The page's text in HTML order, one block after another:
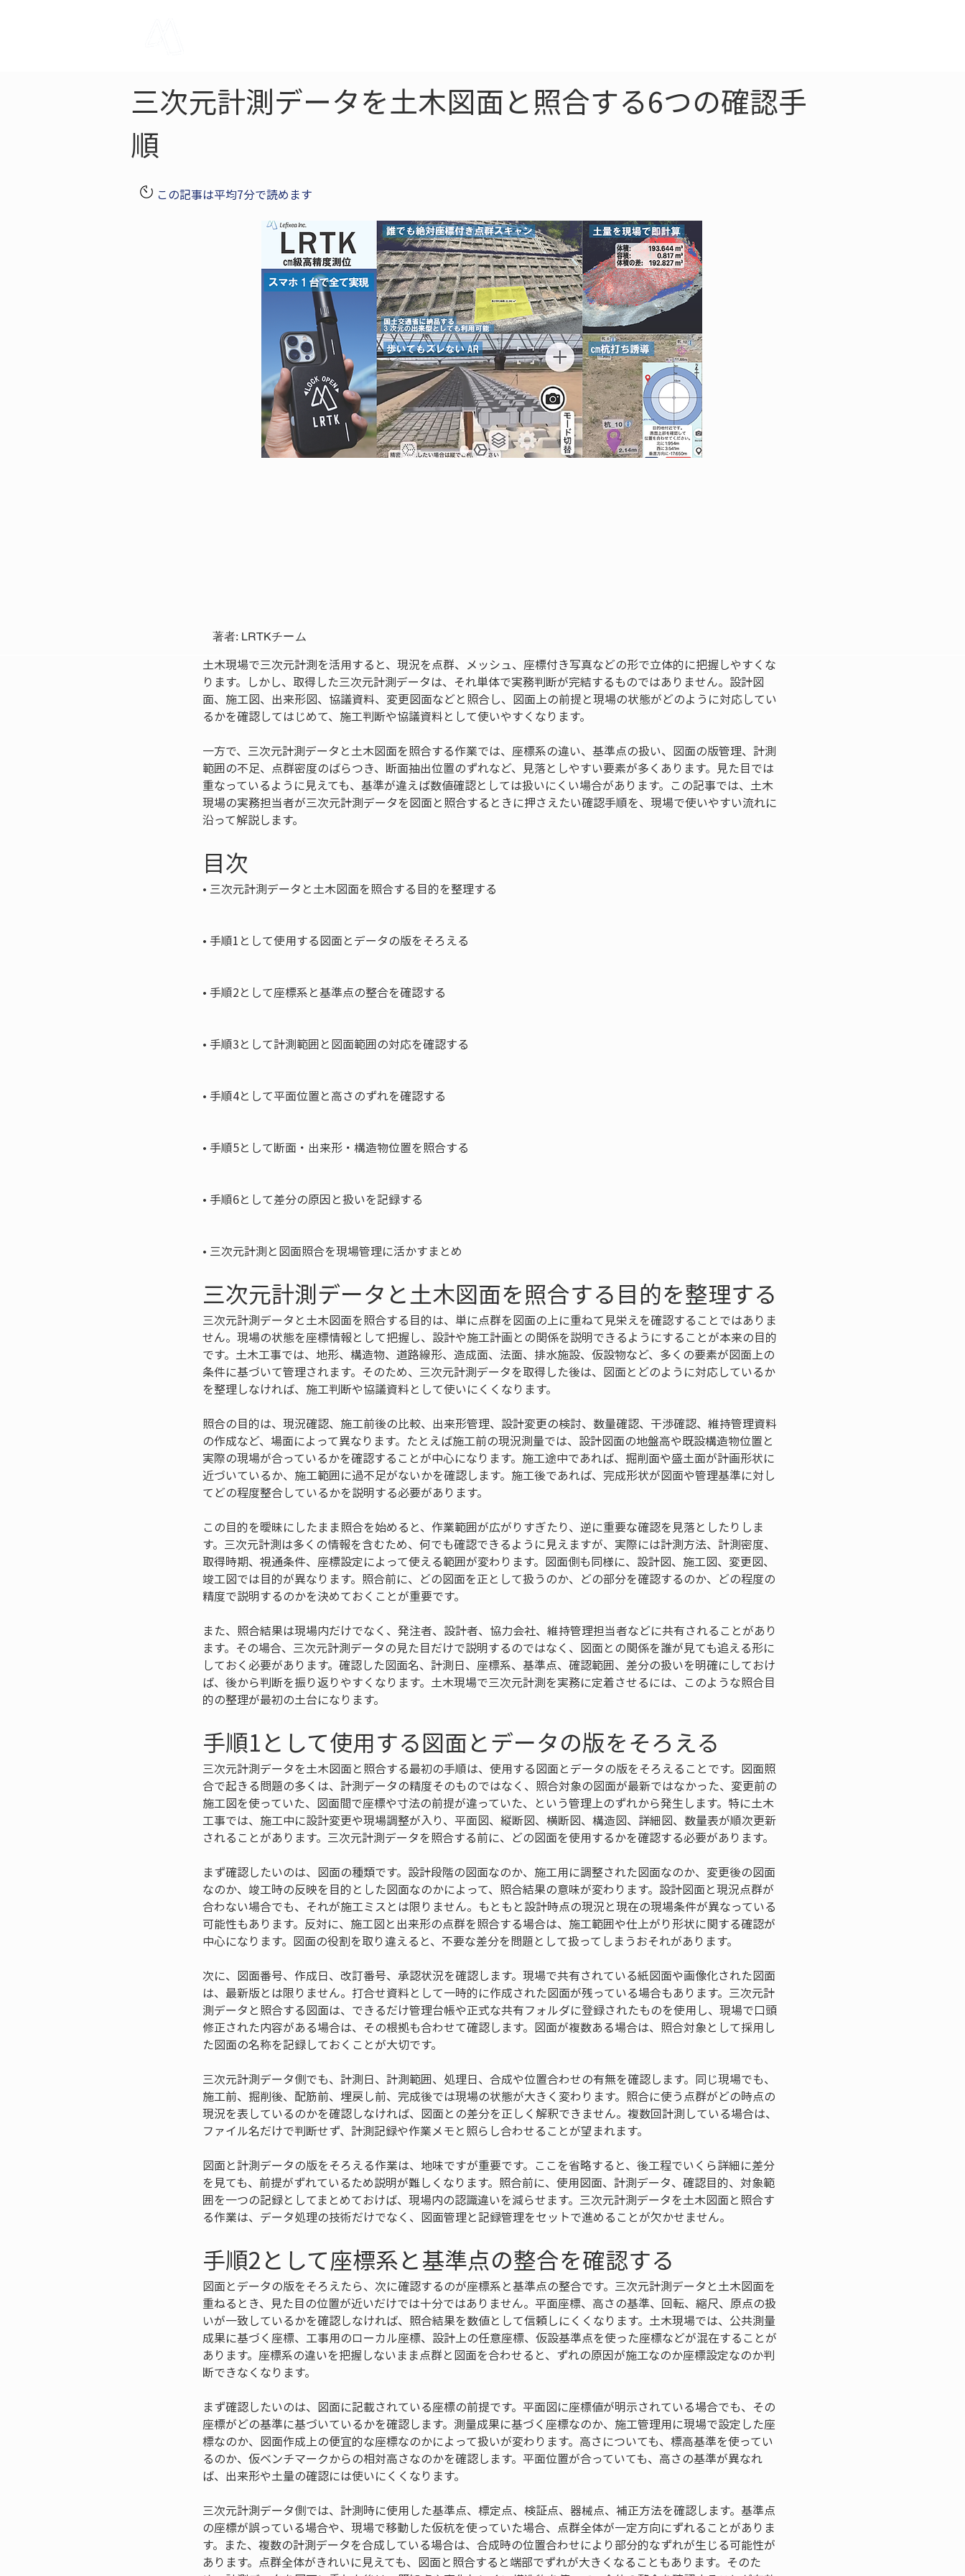
三次元計測データを土木図面と照合する6つの確認手
順
この記事は平均7分で読めます
著者: LRTKチーム
土木現場で三次元計測を活用すると、現況を点群、メッシュ、座標付き写真などの形で立体的に把握しやすくな
ります。しかし、取得した三次元計測データは、それ単体で実務判断が完結するものではありません。設計図
面、施工図、出来形図、協議資料、変更図面などと照合し、図面上の前提と現場の状態がどのように対応してい
るかを確認してはじめて、施工判断や協議資料として使いやすくなります。
一方で、三次元計測データと土木図面を照合する作業では、座標系の違い、基準点の扱い、図面の版管理、計測
範囲の不足、点群密度のばらつき、断面抽出位置のずれなど、見落としやすい要素が多くあります。見た目では
重なっているように見えても、基準が違えば数値確認としては扱いにくい場合があります。この記事では、土木
現場の実務担当者が三次元計測データを図面と照合するときに押さえたい確認手順を、現場で使いやすい流れに
沿って解説します。
目次
• 三次元計測データと土木図面を照合する目的を整理する
• 手順1として使用する図面とデータの版をそろえる
• 手順2として座標系と基準点の整合を確認する
• 手順3として計測範囲と図面範囲の対応を確認する
• 手順4として平面位置と高さのずれを確認する
• 手順5として断面・出来形・構造物位置を照合する
• 手順6として差分の原因と扱いを記録する
• 三次元計測と図面照合を現場管理に活かすまとめ
三次元計測データと土木図面を照合する目的を整理する
三次元計測データと土木図面を照合する目的は、単に点群を図面の上に重ねて見栄えを確認することではありま
せん。現場の状態を座標情報として把握し、設計や施工計画との関係を説明できるようにすることが本来の目的
です。土木工事では、地形、構造物、道路線形、造成面、法面、排水施設、仮設物など、多くの要素が図面上の
条件に基づいて管理されます。そのため、三次元計測データを取得した後は、図面とどのように対応しているか
を整理しなければ、施工判断や協議資料として使いにくくなります。
照合の目的は、現況確認、施工前後の比較、出来形管理、設計変更の検討、数量確認、干渉確認、維持管理資料
の作成など、場面によって異なります。たとえば施工前の現況測量では、設計図面の地盤高や既設構造物位置と
実際の現場が合っているかを確認することが中心になります。施工途中であれば、掘削面や盛土面が計画形状に
近づいているか、施工範囲に過不足がないかを確認します。施工後であれば、完成形状が図面や管理基準に対し
てどの程度整合しているかを説明する必要があります。
この目的を曖昧にしたまま照合を始めると、作業範囲が広がりすぎたり、逆に重要な確認を見落としたりしま
す。三次元計測は多くの情報を含むため、何でも確認できるように見えますが、実際には計測方法、計測密度、
取得時期、視通条件、座標設定によって使える範囲が変わります。図面側も同様に、設計図、施工図、変更図、
竣工図では目的が異なります。照合前に、どの図面を正として扱うのか、どの部分を確認するのか、どの程度の
精度で説明するのかを決めておくことが重要です。
また、照合結果は現場内だけでなく、発注者、設計者、協力会社、維持管理担当者などに共有されることがあり
ます。その場合、三次元計測データの見た目だけで説明するのではなく、図面との関係を誰が見ても追える形に
しておく必要があります。確認した図面名、計測日、座標系、基準点、確認範囲、差分の扱いを明確にしておけ
ば、後から判断を振り返りやすくなります。土木現場で三次元計測を実務に定着させるには、このような照合目
的の整理が最初の土台になります。
手順1として使用する図面とデータの版をそろえる
三次元計測データを土木図面と照合する最初の手順は、使用する図面とデータの版をそろえることです。図面照
合で起きる問題の多くは、計測データの精度そのものではなく、照合対象の図面が最新ではなかった、変更前の
施工図を使っていた、図面間で座標や寸法の前提が違っていた、という管理上のずれから発生します。特に土木
工事では、施工中に設計変更や現場調整が入り、平面図、縦断図、横断図、構造図、詳細図、数量表が順次更新
されることがあります。三次元計測データを照合する前に、どの図面を使用するかを確認する必要があります。
まず確認したいのは、図面の種類です。設計段階の図面なのか、施工用に調整された図面なのか、変更後の図面
なのか、竣工時の反映を目的とした図面なのかによって、照合結果の意味が変わります。設計図面と現況点群が
合わない場合でも、それが施工ミスとは限りません。もともと設計時点の現況と現在の現場条件が異なっている
可能性もあります。反対に、施工図と出来形の点群を照合する場合は、施工範囲や仕上がり形状に関する確認が
中心になります。図面の役割を取り違えると、不要な差分を問題として扱ってしまうおそれがあります。
次に、図面番号、作成日、改訂番号、承認状況を確認します。現場で共有されている紙図面や画像化された図面
は、最新版とは限りません。打合せ資料として一時的に作成された図面が残っている場合もあります。三次元計
測データと照合する図面は、できるだけ管理台帳や正式な共有フォルダに登録されたものを使用し、現場で口頭
修正された内容がある場合は、その根拠も合わせて確認します。図面が複数ある場合は、照合対象として採用し
た図面の名称を記録しておくことが大切です。
三次元計測データ側でも、計測日、計測範囲、処理日、合成や位置合わせの有無を確認します。同じ現場でも、
施工前、掘削後、配筋前、埋戻し前、完成後では現場の状態が大きく変わります。照合に使う点群がどの時点の
現況を表しているのかを確認しなければ、図面との差分を正しく解釈できません。複数回計測している場合は、
ファイル名だけで判断せず、計測記録や作業メモと照らし合わせることが望まれます。
図面と計測データの版をそろえる作業は、地味ですが重要です。ここを省略すると、後工程でいくら詳細に差分
を見ても、前提がずれているため説明が難しくなります。照合前に、使用図面、計測データ、確認目的、対象範
囲を一つの記録としてまとめておけば、現場内の認識違いを減らせます。三次元計測データを土木図面と照合す
る作業は、データ処理の技術だけでなく、図面管理と記録管理をセットで進めることが欠かせません。
手順2として座標系と基準点の整合を確認する
図面とデータの版をそろえたら、次に確認するのが座標系と基準点の整合です。三次元計測データと土木図面を
重ねるとき、見た目の位置が近いだけでは十分ではありません。平面座標、高さの基準、回転、縮尺、原点の扱
いが一致しているかを確認しなければ、照合結果を数値として信頼しにくくなります。土木現場では、公共測量
成果に基づく座標、工事用のローカル座標、設計上の任意座標、仮設基準点を使った座標などが混在することが
あります。座標系の違いを把握しないまま点群と図面を合わせると、ずれの原因が施工なのか座標設定なのか判
断できなくなります。
まず確認したいのは、図面に記載されている座標の前提です。平面図に座標値が明示されている場合でも、その
座標がどの基準に基づいているかを確認します。測量成果に基づく座標なのか、施工管理用に現場で設定した座
標なのか、図面作成上の便宜的な座標なのかによって扱いが変わります。高さについても、標高基準を使ってい
るのか、仮ベンチマークからの相対高さなのかを確認します。平面位置が合っていても、高さの基準が異なれ
ば、出来形や土量の確認には使いにくくなります。
三次元計測データ側では、計測時に使用した基準点、標定点、検証点、器械点、補正方法を確認します。基準点
の座標が誤っている場合や、現場で移動した仮杭を使っていた場合、点群全体が一定方向にずれることがありま
す。また、複数の計測データを合成している場合は、合成時の位置合わせにより部分的なずれが生じる可能性が
あります。点群全体がきれいに見えても、図面と照合すると端部でずれが大きくなることもあります。そのた